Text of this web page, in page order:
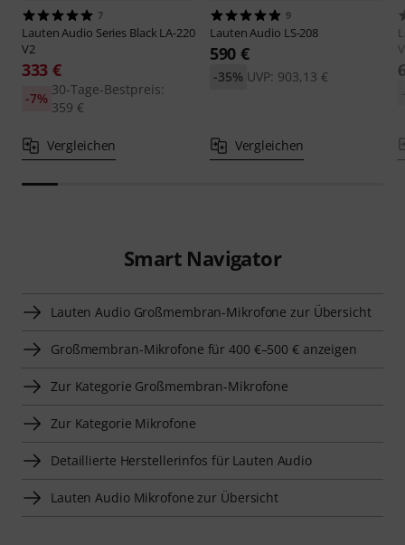
7
Lauten Audio Series Black LA-220
V2
333 €
30-Tage-Bestpreis:
359 €
-7%
Vergleichen
9
Lauten Audio LS-208
590 €
UVP: 903,13 €
-35%
Vergleichen
Smart Navigator
Lauten Audio Großmembran-Mikrofone zur Übersicht
Großmembran-Mikrofone für 400 €–500 € anzeigen
Zur Kategorie Großmembran-Mikrofone
Zur Kategorie Mikrofone
Detaillierte Herstellerinfos für Lauten Audio
Lauten Audio Mikrofone zur Übersicht